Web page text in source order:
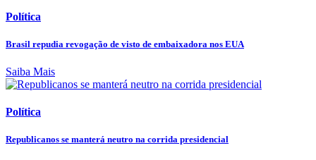
Política
Brasil repudia revogação de visto de embaixadora nos EUA
Saiba Mais
Política
Republicanos se manterá neutro na corrida presidencial